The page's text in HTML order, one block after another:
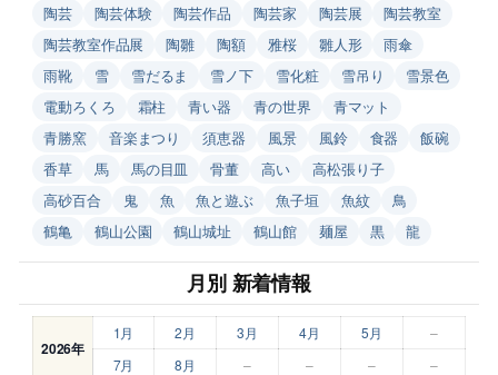
陶芸
陶芸体験 陶芸作品 陶芸家 陶芸展
陶芸教室
陶芸教室作品展
陶雛 陶額 雅桜 雛人形
雨傘
雨靴
雪 雪だるま 雪ノ下 雪化粧 雪吊り
雪景色
電動ろくろ
霜柱 青い器 青の世界
青マット
青勝窯
音楽まつり 須恵器 風景 風鈴 食器
飯碗
香草
馬 馬の目皿 骨董 高い
高松張り子
高砂百合
鬼 魚 魚と遊ぶ 魚子垣 魚紋
鳥
鶴亀
鶴山公園 鶴山城址 鶴山館 麺屋 黒 龍
月別 新着情報
2026年
1月 2月 3月 4月 5月
–
7月
8月 – – – –